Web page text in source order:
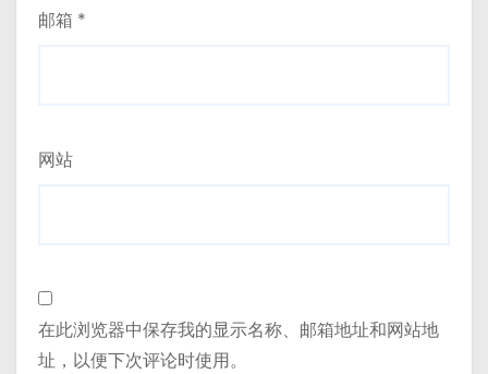
邮箱 *
网站
在此浏览器中保存我的显示名称、邮箱地址和网站地
址，以便下次评论时使用。